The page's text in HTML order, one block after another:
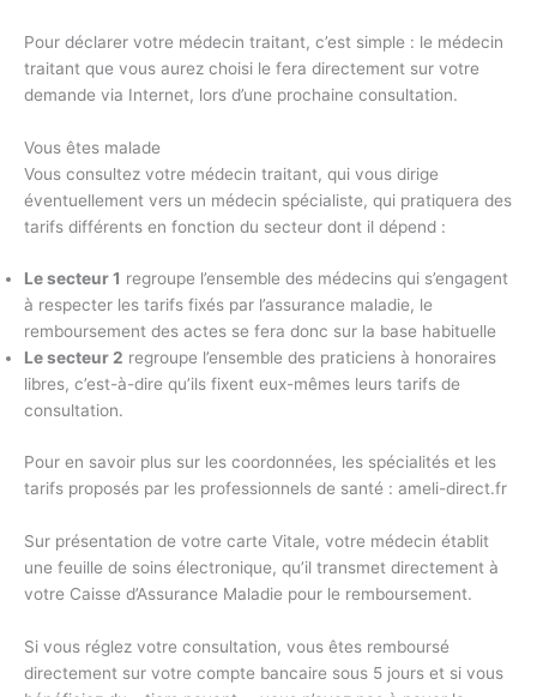
Pour déclarer votre médecin traitant, c’est simple : le médecin
traitant que vous aurez choisi le fera directement sur votre
demande via Internet, lors d’une prochaine consultation.
Vous êtes malade
Vous consultez votre médecin traitant, qui vous dirige
éventuellement vers un médecin spécialiste, qui pratiquera des
tarifs différents en fonction du secteur dont il dépend :
Le secteur 1 regroupe l’ensemble des médecins qui s’engagent
à respecter les tarifs fixés par l’assurance maladie, le
remboursement des actes se fera donc sur la base habituelle
Le secteur 2 regroupe l’ensemble des praticiens à honoraires
libres, c’est-à-dire qu’ils fixent eux-mêmes leurs tarifs de
consultation.
Pour en savoir plus sur les coordonnées, les spécialités et les
tarifs proposés par les professionnels de santé : ameli-direct.fr
Sur présentation de votre carte Vitale, votre médecin établit
une feuille de soins électronique, qu’il transmet directement à
votre Caisse d’Assurance Maladie pour le remboursement.
Si vous réglez votre consultation, vous êtes remboursé
directement sur votre compte bancaire sous 5 jours et si vous